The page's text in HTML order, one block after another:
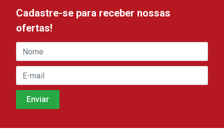
Cadastre-se para receber nossas
ofertas!